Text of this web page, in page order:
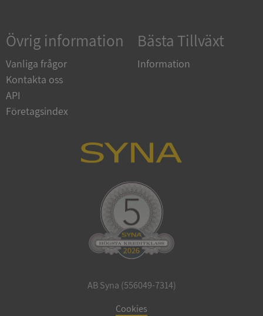
Övrig information
Vanliga frågor
Kontakta oss
API
Företagsindex
Bästa Tillväxt
Information
AB Syna (556049-7314)
Cookies
VISITOR_PRIVACY_METADATA
ASP.NET_SessionId
Microsoft
Corporation
de.syna.se
Google